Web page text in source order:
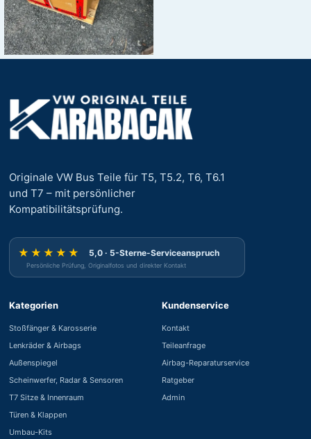
Originale VW Bus Teile für T5, T5.2, T6, T6.1
und T7 – mit persönlicher
Kompatibilitätsprüfung.
★★★★★ 5,0 · 5-Sterne-Serviceanspruch
Persönliche Prüfung, Originalfotos und direkter Kontakt
Kategorien
Stoßfänger & Karosserie
Lenkräder & Airbags
Außenspiegel
Scheinwerfer, Radar & Sensoren
T7 Sitze & Innenraum
Türen & Klappen
Umbau-Kits
Kundenservice
Kontakt
Teileanfrage
Airbag-Reparaturservice
Ratgeber
Admin